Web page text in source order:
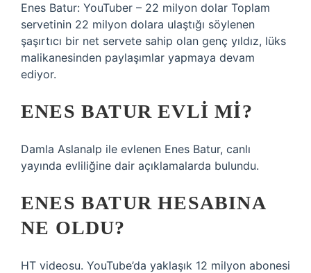
Enes Batur: YouTuber – 22 milyon dolar Toplam
servetinin 22 milyon dolara ulaştığı söylenen
şaşırtıcı bir net servete sahip olan genç yıldız, lüks
malikanesinden paylaşımlar yapmaya devam
ediyor.
ENES BATUR EVLI MI?
Damla Aslanalp ile evlenen Enes Batur, canlı
yayında evliliğine dair açıklamalarda bulundu.
ENES BATUR HESABINA
NE OLDU?
HT videosu. YouTube’da yaklaşık 12 milyon abonesi